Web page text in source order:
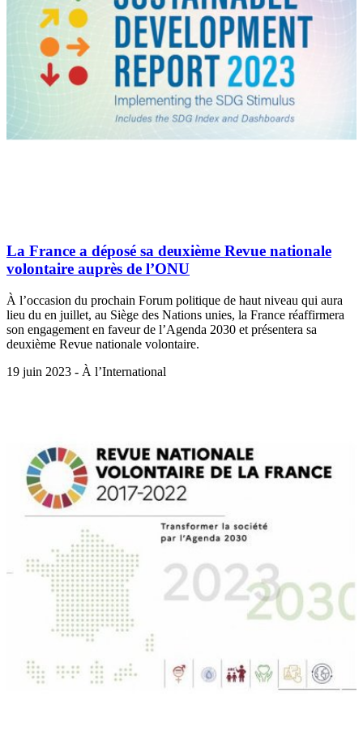
La France a déposé sa deuxième Revue nationale
volontaire auprès de l’ONU
À l’occasion du prochain Forum politique de haut niveau qui aura
lieu du en juillet, au Siège des Nations unies, la France réaffirmera
son engagement en faveur de l’Agenda 2030 et présentera sa
deuxième Revue nationale volontaire.
19 juin 2023 - À l’International